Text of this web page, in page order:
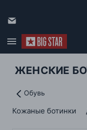
ЖЕНСКИЕ
Обувь
Кожаные ботинки